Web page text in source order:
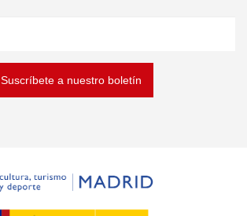
Suscríbete a nuestro boletín